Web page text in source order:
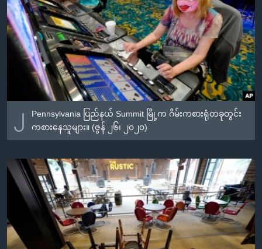
၂
Pennsylvania ပြည်နယ် Summit မြို့က ဂိမ်းကစားရုံတခုတွင်း
ကစားနေသူများ။ (ဇွန် ၂၆၊ ၂၀၂၀)